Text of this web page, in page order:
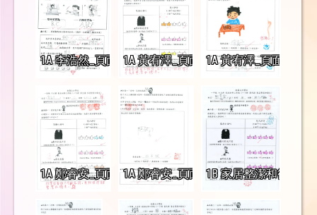
1A 李浩然_頁面_21A 黃宥澤_頁面_11A 黃宥澤_頁面_2
1A 鄭睿安_頁面_11A 鄭睿安_頁面_21B 家居整潔和衞生